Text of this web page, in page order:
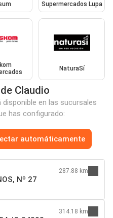
Supermercados Lupa
NaturaSí
Claudio
en las sucursales
has configurado:
automáticamente
Nº 27
287.88 km
314.18 km